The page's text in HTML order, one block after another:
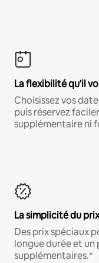
La flexibilité qu'il
Choisissez vos
puis réservez
supplémentaire ni
La simplicité du
Des prix spéciaux
longue durée et un
supplémentaires.*